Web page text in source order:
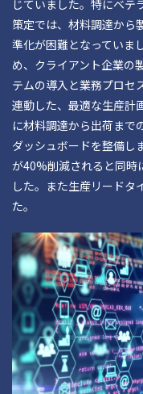
じていました。特にベテ
策定では、材料調達から
準化が困難となっていま
め、クライアント企業の
テムの導入と業務プロセ
連動した、最適な生産計
に材料調達から出荷まで
ダッシュボードを整備し
が40%削減されると同時
した。また生産リードタ
た。